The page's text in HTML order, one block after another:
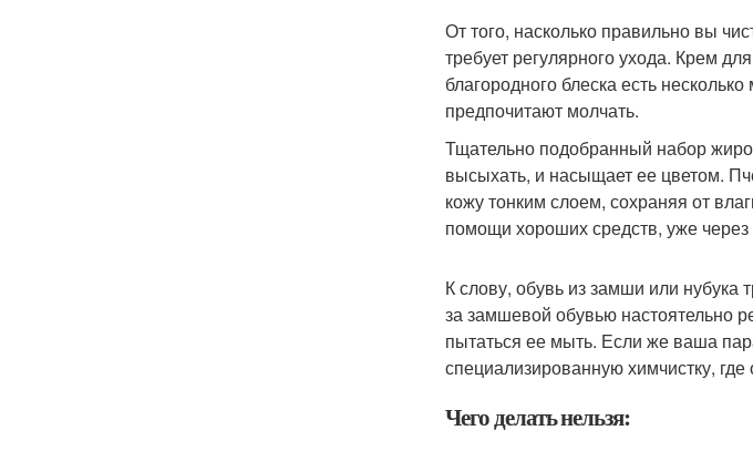
От того, насколько правильно вы
требует регулярного ухода. Крем
благородного блеска есть
предпочитают молчать.
Тщательно подобранный набор
высыхать, и насыщает ее цветом.
кожу тонким слоем, сохраняя от
помощи хороших средств, уже через
К слову, обувь из замши или нубука
за замшевой обувью настоятельно
пытаться ее мыть. Если же ваша
специализированную химчистку,
Чего делать нельзя: